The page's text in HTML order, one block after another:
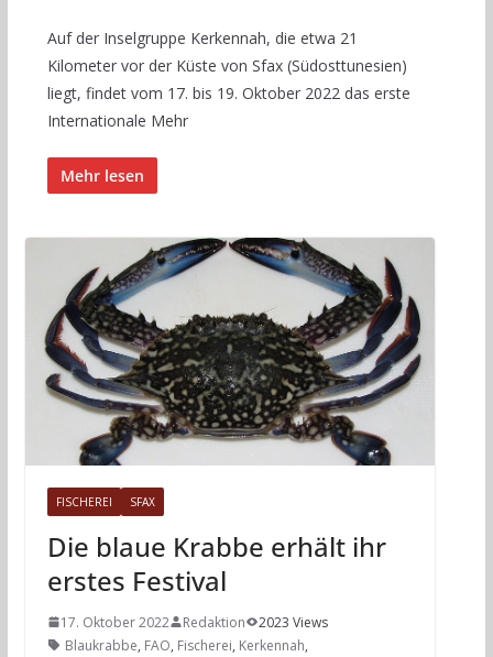
Auf der Inselgruppe Kerkennah, die etwa 21
Kilometer vor der Küste von Sfax (Südosttunesien)
liegt, findet vom 17. bis 19. Oktober 2022 das erste
Internationale Mehr
Mehr lesen
FISCHEREI SFAX
Die blaue Krabbe erhält ihr
erstes Festival
17. Oktober 2022 Redaktion
2023 Views
Blaukrabbe, FAO, Fischerei, Kerkennah,